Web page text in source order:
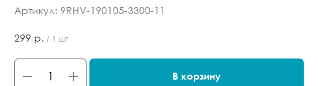
Артикул: 9RHV-190105-3300-11
299 р. / 1 шт
В корзину